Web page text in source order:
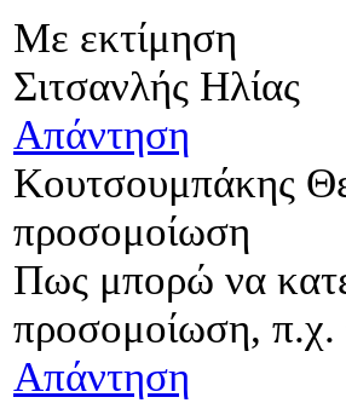
Με εκτίμηση
Σιτσανλής Ηλίας
Απάντηση
Κουτσουμπάκης
προσομοίωση
Πως μπορώ να
προσομοίωση,
Απάντηση